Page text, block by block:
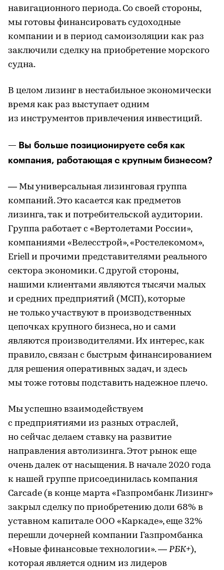
навигационного периода. Со своей стороны,
мы готовы финансировать судоходные
компании и в период самоизоляции как раз
заключили сделку на приобретение морского
судна.
В целом лизинг в нестабильное экономически
время как раз выступает одним
из инструментов привлечения инвестиций.
— Вы больше позиционируете себя как
компания, работающая с крупным бизнесом?
— Мы универсальная лизинговая группа
компаний. Это касается как предметов
лизинга, так и потребительской аудитории.
Группа работает с «Вертолетами России»,
компаниями «Велесстрой», «Ростелекомом»,
Eriell и прочими представителями реального
сектора экономики. С другой стороны,
нашими клиентами являются тысячи малых
и средних предприятий (МСП), которые
не только участвуют в производственных
цепочках крупного бизнеса, но и сами
являются производителями. Их интерес, как
правило, связан с быстрым финансированием
для решения оперативных задач, и здесь
мы тоже готовы подставить надежное плечо.
Мы успешно взаимодействуем
с предприятиями из разных отраслей,
но сейчас делаем ставку на развитие
направления автолизинга. Этот рынок еще
очень далек от насыщения. В начале 2020 года
к нашей группе присоединилась компания
Carcade (в конце марта «Газпромбанк Лизинг»
закрыл сделку по приобретению доли 68% в
уставном капитале ООО «Каркаде», еще 32%
перешли дочерней компании Газпромбанка
«Новые финансовые технологии». — РБК+),
которая является одним из лидеров